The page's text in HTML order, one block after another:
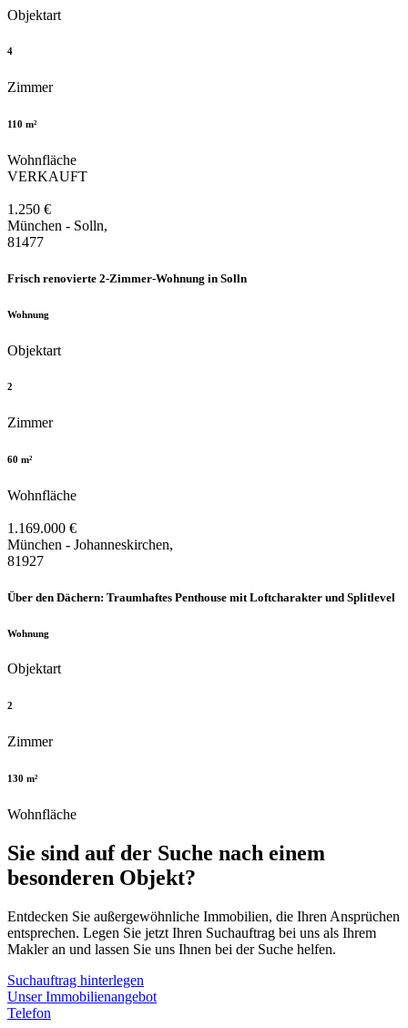
Objektart
4
Zimmer
110 m²
Wohnfläche
VERKAUFT
1.250 €
München - Solln,
81477
Frisch renovierte 2-Zimmer-Wohnung in Solln
Wohnung
Objektart
2
Zimmer
60 m²
Wohnfläche
1.169.000 €
München - Johanneskirchen,
81927
Über den Dächern: Traumhaftes Penthouse mit Loftcharakter und Splitlevel
Wohnung
Objektart
2
Zimmer
130 m²
Wohnfläche
Sie sind auf der Suche nach einem
besonderen Objekt?
Entdecken Sie außergewöhnliche Immobilien, die Ihren Ansprüchen
entsprechen. Legen Sie jetzt Ihren Suchauftrag bei uns als Ihrem
Makler an und lassen Sie uns Ihnen bei der Suche helfen.
Suchauftrag hinterlegen
Unser Immobilienangebot
Telefon